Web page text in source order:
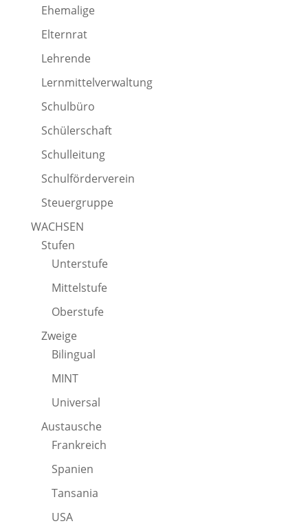
Ehemalige
Elternrat
Lehrende
Lernmittelverwaltung
Schulbüro
Schülerschaft
Schulleitung
Schulförderverein
Steuergruppe
WACHSEN
Stufen
Unterstufe
Mittelstufe
Oberstufe
Zweige
Bilingual
MINT
Universal
Austausche
Frankreich
Spanien
Tansania
USA